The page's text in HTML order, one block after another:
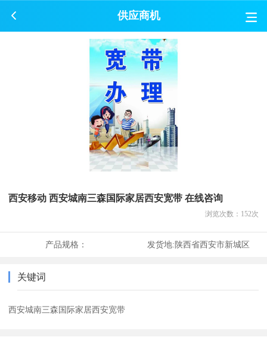
供应商机
西安移动 西安城南三森国际家居西安宽带 在线咨询
浏览次数： 152次
产品规格： 发货地:陕西省西安市新城区
关键词
西安城南三森国际家居西安宽带